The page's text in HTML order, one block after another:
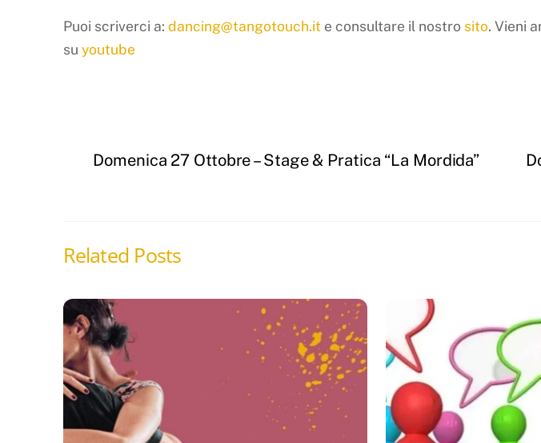
Puoi scriverci a:dancing@tangotouch.it e consultare il nostro sito. Vieni
suyoutube
Domenica 27 Ottobre – Stage & Pratica “La Mordida”
Related Posts